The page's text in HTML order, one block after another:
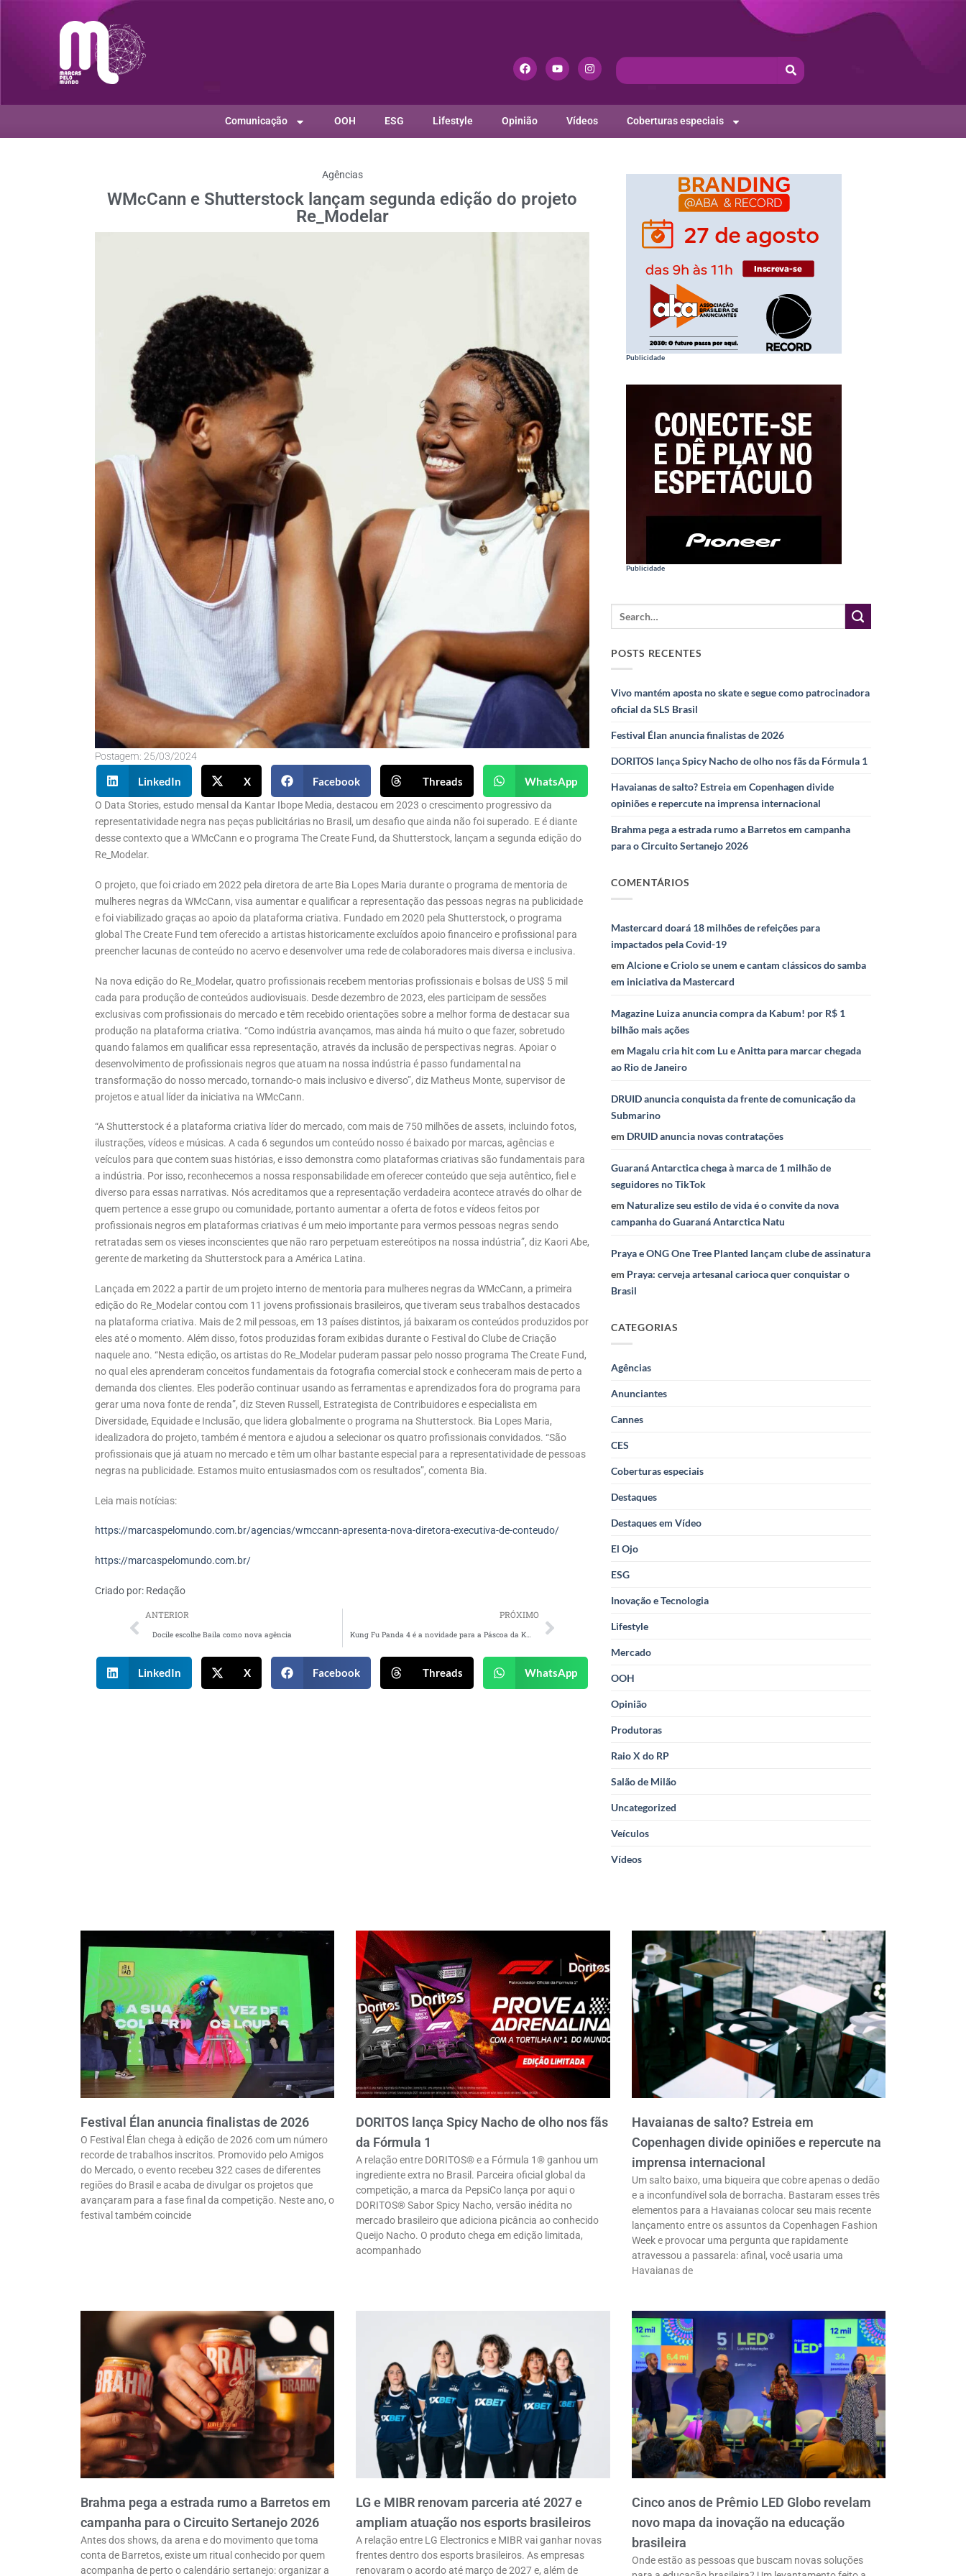
Comunicação OOH ESG Lifestyle Opinião Vídeos Coberturas especiais
Agências
WMcCann e Shutterstock lançam segunda edição do projeto
Re_Modelar
Postagem: 25/03/2024
LinkedIn X Facebook Threads WhatsApp
O Data Stories, estudo mensal da Kantar Ibope Media, destacou em 2023 o crescimento progressivo da
representatividade negra nas peças publicitárias no Brasil, um desafio que ainda não foi superado. E é diante
desse contexto que a WMcCann e o programa The Create Fund, da Shutterstock, lançam a segunda edição do
Re_Modelar.
O projeto, que foi criado em 2022 pela diretora de arte Bia Lopes Maria durante o programa de mentoria de
mulheres negras da WMcCann, visa aumentar e qualificar a representação das pessoas negras na publicidade
e foi viabilizado graças ao apoio da plataforma criativa. Fundado em 2020 pela Shutterstock, o programa
global The Create Fund tem oferecido a artistas historicamente excluídos apoio financeiro e profissional para
preencher lacunas de conteúdo no acervo e desenvolver uma rede de colaboradores mais diversa e inclusiva.
Na nova edição do Re_Modelar, quatro profissionais recebem mentorias profissionais e bolsas de US$ 5 mil
cada para produção de conteúdos audiovisuais. Desde dezembro de 2023, eles participam de sessões
exclusivas com profissionais do mercado e têm recebido orientações sobre a melhor forma de destacar sua
produção na plataforma criativa. “Como indústria avançamos, mas ainda há muito o que fazer, sobretudo
quando falamos em qualificar essa representação, através da inclusão de perspectivas negras. Apoiar o
desenvolvimento de profissionais negros que atuam na nossa indústria é passo fundamental na
transformação do nosso mercado, tornando-o mais inclusivo e diverso”, diz Matheus Monte, supervisor de
projetos e atual líder da iniciativa na WMcCann.
“A Shutterstock é a plataforma criativa líder do mercado, com mais de 750 milhões de assets, incluindo fotos,
ilustrações, vídeos e músicas. A cada 6 segundos um conteúdo nosso é baixado por marcas, agências e
veículos para que contem suas histórias, e isso demonstra como plataformas criativas são fundamentais para
a indústria. Por isso, reconhecemos a nossa responsabilidade em oferecer conteúdo que seja autêntico, fiel e
diverso para essas narrativas. Nós acreditamos que a representação verdadeira acontece através do olhar de
quem pertence a esse grupo ou comunidade, portanto aumentar a oferta de fotos e vídeos feitos por
profissionais negros em plataformas criativas é um meio importante para vermos pessoas negras sendo
retratadas sem os vieses inconscientes que não raro perpetuam estereótipos na nossa indústria”, diz Kaori Abe,
gerente de marketing da Shutterstock para a América Latina.
Lançada em 2022 a partir de um projeto interno de mentoria para mulheres negras da WMcCann, a primeira
edição do Re_Modelar contou com 11 jovens profissionais brasileiros, que tiveram seus trabalhos destacados
na plataforma criativa. Mais de 2 mil pessoas, em 13 países distintos, já baixaram os conteúdos produzidos por
eles até o momento. Além disso, fotos produzidas foram exibidas durante o Festival do Clube de Criação
naquele ano. “Nesta edição, os artistas do Re_Modelar puderam passar pelo nosso programa The Create Fund,
no qual eles aprenderam conceitos fundamentais da fotografia comercial stock e conheceram mais de perto a
demanda dos clientes. Eles poderão continuar usando as ferramentas e aprendizados fora do programa para
gerar uma nova fonte de renda”, diz Steven Russell, Estrategista de Contribuidores e especialista em
Diversidade, Equidade e Inclusão, que lidera globalmente o programa na Shutterstock. Bia Lopes Maria,
idealizadora do projeto, também é mentora e ajudou a selecionar os quatro profissionais convidados. “São
profissionais que já atuam no mercado e têm um olhar bastante especial para a representatividade de pessoas
negras na publicidade. Estamos muito entusiasmados com os resultados”, comenta Bia.
Leia mais notícias:
https://marcaspelomundo.com.br/agencias/wmccann-apresenta-nova-diretora-executiva-de-conteudo/
https://marcaspelomundo.com.br/
Criado por: Redação
ANTERIOR
Docile escolhe Baila como nova agência
PRÓXIMO
Kung Fu Panda 4 é a novidade para a Páscoa da Kopenhagen
LinkedIn X Facebook Threads WhatsApp
Publicidade
Publicidade
POSTS RECENTES
Vivo mantém aposta no skate e segue como patrocinadora
oficial da SLS Brasil
Festival Élan anuncia finalistas de 2026
DORITOS lança Spicy Nacho de olho nos fãs da Fórmula 1
Havaianas de salto? Estreia em Copenhagen divide
opiniões e repercute na imprensa internacional
Brahma pega a estrada rumo a Barretos em campanha
para o Circuito Sertanejo 2026
COMENTÁRIOS
Mastercard doará 18 milhões de refeições para
impactados pela Covid-19
emAlcione e Criolo se unem e cantam clássicos do samba
em iniciativa da Mastercard
Magazine Luiza anuncia compra da Kabum! por R$ 1
bilhão mais ações
em Magalu cria hit com Lu e Anitta para marcar chegada
ao Rio de Janeiro
DRUID anuncia conquista da frente de comunicação da
Submarino
em DRUID anuncia novas contratações
Guaraná Antarctica chega à marca de 1 milhão de
seguidores no TikTok
em Naturalize seu estilo de vida é o convite da nova
campanha do Guaraná Antarctica Natu
Praya e ONG One Tree Planted lançam clube de assinatura
em Praya: cerveja artesanal carioca quer conquistar o
Brasil
CATEGORIAS
Agências
Anunciantes
Cannes
CES
Coberturas especiais
Destaques
Destaques em Vídeo
El Ojo
ESG
Inovação e Tecnologia
Lifestyle
Mercado
OOH
Opinião
Produtoras
Raio X do RP
Salão de Milão
Uncategorized
Veículos
Vídeos
Festival Élan anuncia finalistas de 2026
O Festival Élan chega à edição de 2026 com um número
recorde de trabalhos inscritos. Promovido pelo Amigos
do Mercado, o evento recebeu 322 cases de diferentes
regiões do Brasil e acaba de divulgar os projetos que
avançaram para a fase final da competição. Neste ano, o
festival também coincide
DORITOS lança Spicy Nacho de olho nos fãs
da Fórmula 1
A relação entre DORITOS® e a Fórmula 1® ganhou um
ingrediente extra no Brasil. Parceira oficial global da
competição, a marca da PepsiCo lança por aqui o
DORITOS® Sabor Spicy Nacho, versão inédita no
mercado brasileiro que adiciona picância ao conhecido
Queijo Nacho. O produto chega em edição limitada,
acompanhado
Havaianas de salto? Estreia em
Copenhagen divide opiniões e repercute na
imprensa internacional
Um salto baixo, uma biqueira que cobre apenas o dedão
e a inconfundível sola de borracha. Bastaram esses três
elementos para a Havaianas colocar seu mais recente
lançamento entre os assuntos da Copenhagen Fashion
Week e provocar uma pergunta que rapidamente
atravessou a passarela: afinal, você usaria uma
Havaianas de
Brahma pega a estrada rumo a Barretos em
campanha para o Circuito Sertanejo 2026
Antes dos shows, da arena e do movimento que toma
conta de Barretos, existe um ritual conhecido por quem
acompanha de perto o calendário sertanejo: organizar a
LG e MIBR renovam parceria até 2027 e
ampliam atuação nos esports brasileiros
A relação entre LG Electronics e MIBR vai ganhar novas
frentes dentro dos esports brasileiros. As empresas
renovaram o acordo até março de 2027 e, além de
Cinco anos de Prêmio LED Globo revelam
novo mapa da inovação na educação
brasileira
Onde estão as pessoas que buscam novas soluções